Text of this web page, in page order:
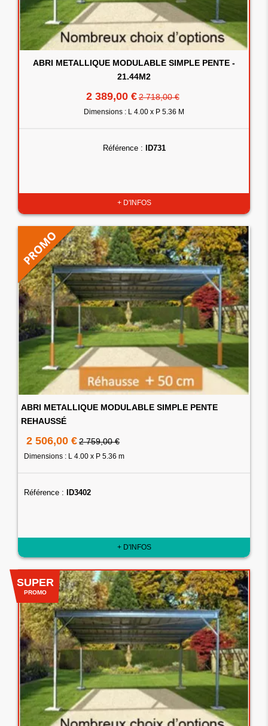
ABRI METALLIQUE MODULABLE SIMPLE PENTE -
21.44M2
2 389,00 €2 718,00 €
Dimensions : L 4.00 x P 5.36 M
Référence : ID731
+ D'INFOS
ABRI METALLIQUE MODULABLE SIMPLE PENTE
REHAUSSÉ
2 506,00 €2 759,00 €
Dimensions : L 4.00 x P 5.36 m
Référence : ID3402
+ D'INFOS
SUPER
PROMO